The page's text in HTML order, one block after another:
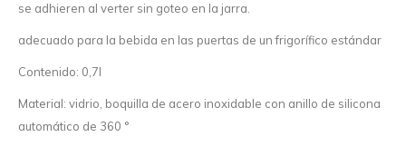
se adhieren al verter sin goteo en la jarra.
adecuado para la bebida en las puertas de un frigorífico estándar
Contenido: 0,7l
Material: vidrio, boquilla de acero inoxidable con anillo de silicona
automático de 360 °